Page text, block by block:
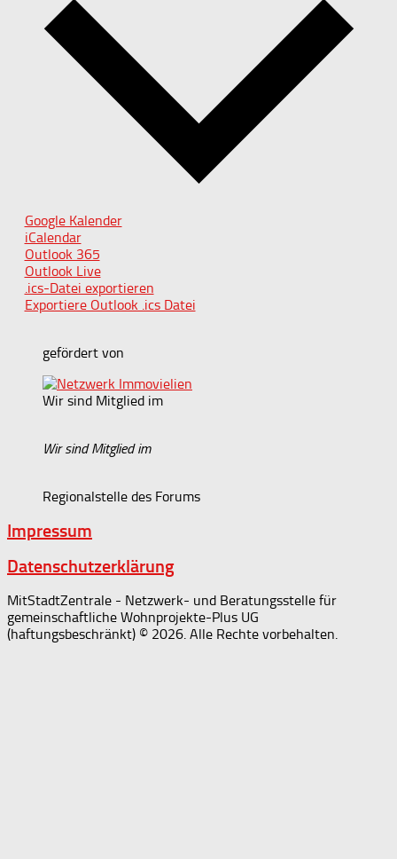
Google Kalender
iCalendar
Outlook 365
Outlook Live
.ics-Datei exportieren
Exportiere Outlook .ics Datei
gefördert von
Wir sind Mitglied im
Wir sind Mitglied im
Regionalstelle des Forums
Impressum
Datenschutzerklärung
MitStadtZentrale - Netzwerk- und Beratungsstelle für
gemeinschaftliche Wohnprojekte-Plus UG
(haftungsbeschränkt) © 2026. Alle Rechte vorbehalten.